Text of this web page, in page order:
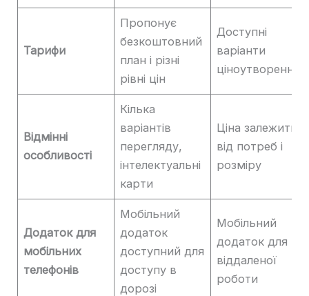
Тарифи
Пропонує
безкоштовний
план і різні
рівні цін
Доступні
варіанти
ціноутворення
Відмінні
особливості
Кілька
варіантів
перегляду,
інтелектуальні
карти
Ціна залежить
від потреб і
розміру
Додаток для
мобільних
телефонів
Мобільний
додаток
доступний для
доступу в
дорозі
Мобільний
додаток для
віддаленої
роботи